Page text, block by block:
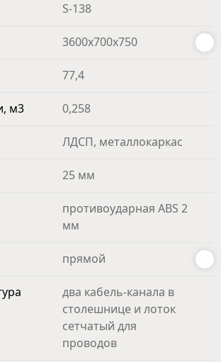
S-138
3600х700х750
77,4
м3 0,258
ЛДСП, металлокаркас
25 мм
противоударная ABS 2
мм
прямой
два кабель-канала в
столешнице и лоток
сетчатый для
проводов